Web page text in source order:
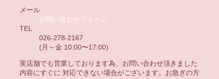
メール
お問い合わせフォーム
TEL
026-278-2167
(月～金 10:00〜17:00)
実店舗でも営業しております為、お問い合わせ頂きました
内容にすぐに 対応できない場合がございます。お急ぎの方